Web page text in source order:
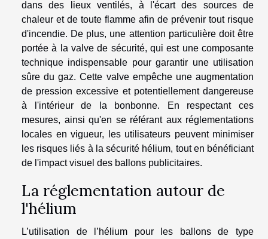
dans des lieux ventilés, à l'écart des sources de
chaleur et de toute flamme afin de prévenir tout risque
d'incendie. De plus, une attention particulière doit être
portée à la valve de sécurité, qui est une composante
technique indispensable pour garantir une utilisation
sûre du gaz. Cette valve empêche une augmentation
de pression excessive et potentiellement dangereuse
à l'intérieur de la bonbonne. En respectant ces
mesures, ainsi qu'en se référant aux réglementations
locales en vigueur, les utilisateurs peuvent minimiser
les risques liés à la sécurité hélium, tout en bénéficiant
de l'impact visuel des ballons publicitaires.
La réglementation autour de
l'hélium
L’utilisation de l’hélium pour les ballons de type